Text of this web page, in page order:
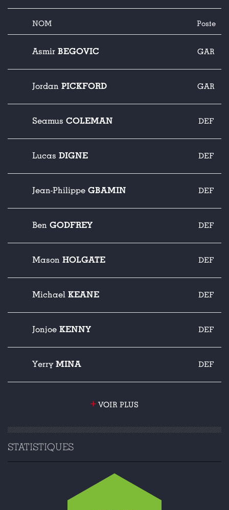
NOM Poste
Asmir BEGOVIC GAR
Jordan PICKFORD GAR
Seamus COLEMAN DEF
Lucas DIGNE DEF
Jean-Philippe GBAMIN DEF
Ben GODFREY DEF
Mason HOLGATE DEF
Michael KEANE DEF
Jonjoe KENNY DEF
Yerry MINA DEF
+ VOIR PLUS
STATISTIQUES